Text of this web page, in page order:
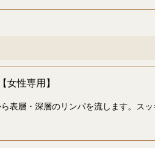
女性専用】
表層・深層のリンパを流します。スッ